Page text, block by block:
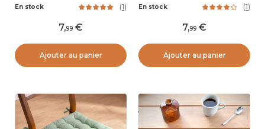
En stock (1)
7,99
Ajouter au panier
En stock (1)
7,99
Ajouter au panier